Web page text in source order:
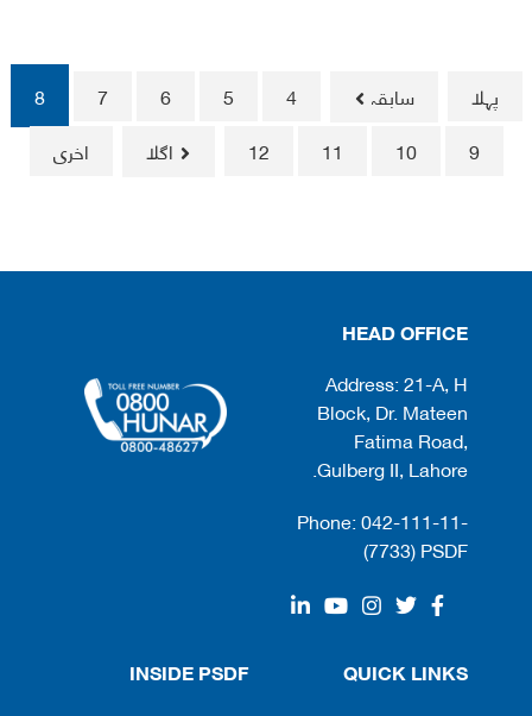
پہلا سابقہ 4
5
6
7
8
9
10
11
12 اگلا اخری
HEAD OFFICE
Address: 21-A, H
Block, Dr. Mateen
Fatima Road,
Gulberg II, Lahore.
Phone: 042-111-11-
(7733) PSDF
QUICK LINKS
INSIDE PSDF